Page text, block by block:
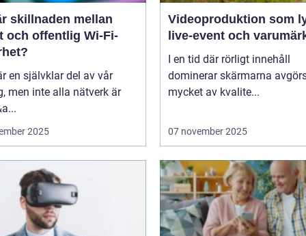
skillnaden mellan
och offentlig Wi-Fi-
en självklar del av vår
men inte alla nätverk är
2025
Videoproduktion som
live-event och
I en tid där rörligt innehåll
dominerar skärmarna
mycket av kvalite...
07 november 2025